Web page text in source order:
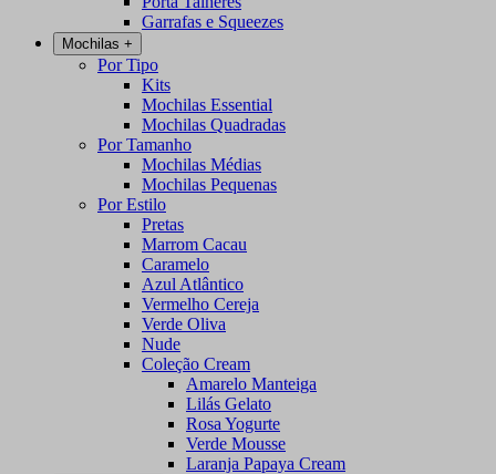
Garrafas e Squeezes
Mochilas +
Por Tipo
Kits
Mochilas Essential
Mochilas Quadradas
Por Tamanho
Mochilas Médias
Mochilas Pequenas
Por Estilo
Pretas
Marrom Cacau
Caramelo
Azul Atlântico
Vermelho Cereja
Verde Oliva
Nude
Coleção Cream
Amarelo Manteiga
Lilás Gelato
Rosa Yogurte
Verde Mousse
Laranja Papaya Cream